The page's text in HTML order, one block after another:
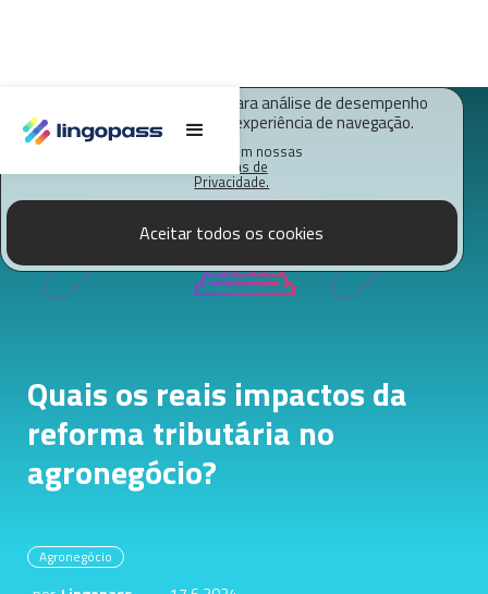
O Lingopass utiliza cookies para análise de desempenho
deste site e melhorar sua experiência de navegação.
Saiba mais em nossas
Políticas de
Privacidade.
Aceitar todos os cookies
Quais os reais impactos da
reforma tributária no
agronegócio?
Agronegócio